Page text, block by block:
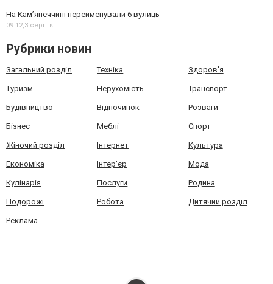
На Камʼянеччині перейменували 6 вулиць
09:12,3 серпня
Рубрики новин
Загальний розділ Техніка Здоров'я
Туризм Нерухомість Транспорт
Будівництво Відпочинок Розваги
Бізнес Меблі Спорт
Жіночий розділ Інтернет Культура
Економіка Інтер'єр Мода
Кулінарія Послуги Родина
Подорожі Робота Дитячий розділ
Реклама